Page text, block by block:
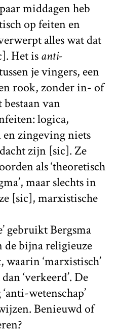
middagen heb
op feiten en
alles wat dat
Het isanti-
je vingers, een
rook, zonder in- of
van
logica,
zingeving niets
zijn [sic]. Ze
als ‘theoretisch
maar slechts in
[sic], marxistische
gebruikt Bergsma
de bijna religieuze
‘marxistisch’
‘verkeerd’. De
wetenschap’
Benieuwd of